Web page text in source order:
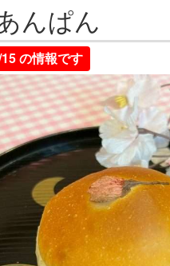
んぱん
の情報です